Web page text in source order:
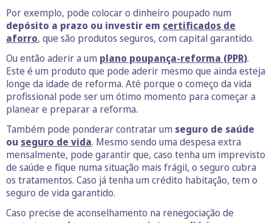
Por exemplo, pode colocar o dinheiro poupado num
depósito a prazo ou investir em certificados de
aforro, que são produtos seguros, com capital garantido.
Ou então aderir a um plano poupança-reforma (PPR).
Este é um produto que pode aderir mesmo que ainda esteja
longe da idade de reforma. Até porque o começo da vida
profissional pode ser um ótimo momento para começar a
planear e preparar a reforma.
Também pode ponderar contratar um seguro de saúde
ou seguro de vida. Mesmo sendo uma despesa extra
mensalmente, pode garantir que, caso tenha um imprevisto
de saúde e fique numa situação mais frágil, o seguro cubra
os tratamentos. Caso já tenha um crédito habitação, tem o
seguro de vida garantido.
Caso precise de aconselhamento na renegociação de